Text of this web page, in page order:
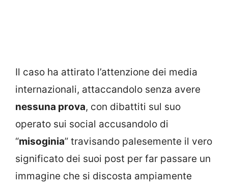
Il caso ha attirato l’attenzione dei media
internazionali, attaccandolo senza avere
nessuna prova, con dibattiti sul suo
operato sui social accusandolo di
“misoginia” travisando palesemente il vero
significato dei suoi post per far passare un
immagine che si discosta ampiamente